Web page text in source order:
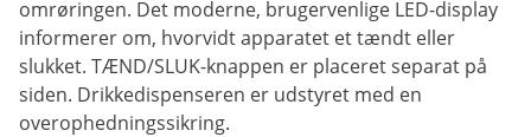
omrøringen. Det moderne, brugervenlige LED-display
informerer om, hvorvidt apparatet et tændt eller
slukket. TÆND/SLUK-knappen er placeret separat på
siden. Drikkedispenseren er udstyret med en
overophedningssikring.